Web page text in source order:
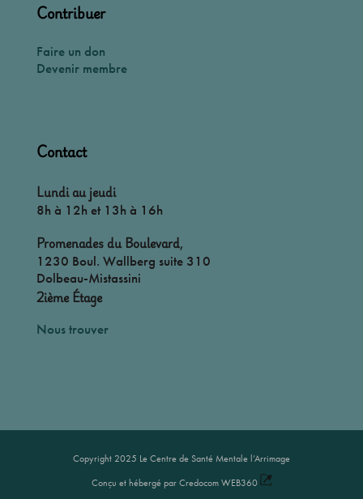
Contribuer
Faire un don
Devenir membre
Contact
Lundi au jeudi
8h à 12h et 13h à 16h
Promenades du Boulevard,
1230 Boul. Wallberg suite 310
Dolbeau-Mistassini
2ième Étage
Nous trouver
Copyright 2025 Le Centre de Santé Mentale l’Arrimage
Conçu et hébergé par Credocom WEB360